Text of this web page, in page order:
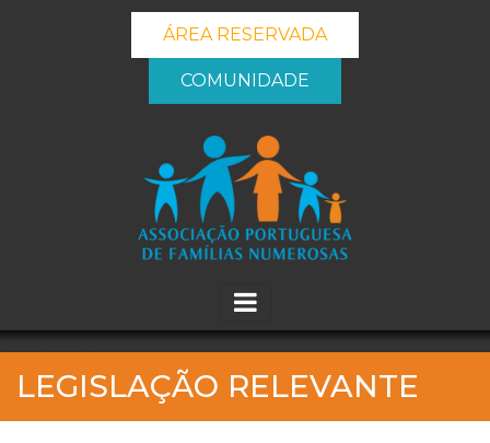
ÁREA RESERVADA
COMUNIDADE
_banner_me_
LEGISLAÇÃO RELEVANTE